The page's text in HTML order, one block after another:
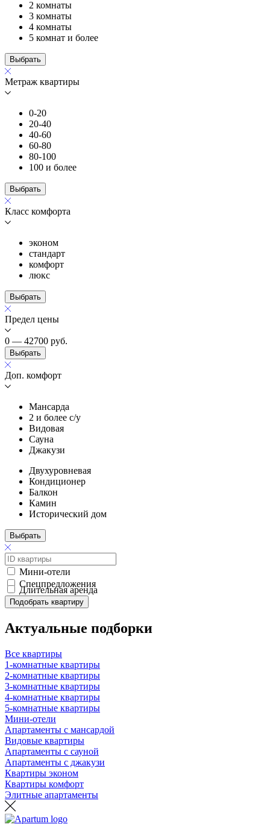
2 комнаты
3 комнаты
4 комнаты
5 комнат и более
Выбрать
Метраж квартиры
0-20
20-40
40-60
60-80
80-100
100 и более
Выбрать
Класс комфорта
эконом
стандарт
комфорт
люкс
Выбрать
Предел цены
0 — 42700 руб.
Выбрать
Доп. комфорт
Мансарда
2 и более с/у
Видовая
Сауна
Джакузи
Двухуровневая
Кондиционер
Балкон
Камин
Исторический дом
Выбрать
Мини-отели
Спецпредложения
Длительная аренда
Подобрать квартиру
Актуальные подборки
Все квартиры
1-комнатные квартиры
2-комнатные квартиры
3-комнатные квартиры
4-комнатные квартиры
5-комнатные квартиры
Мини-отели
Апартаменты с мансардой
Видовые квартиры
Апартаменты с сауной
Апартаменты с джакузи
Квартиры эконом
Квартиры комфорт
Элитные апартаменты